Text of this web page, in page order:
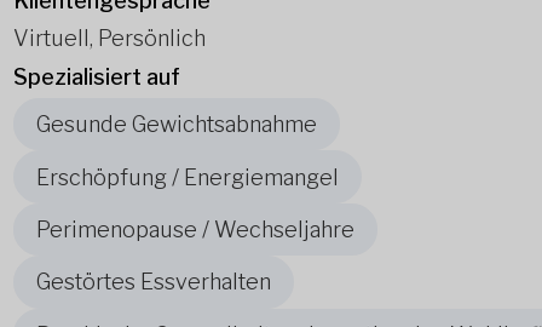
Virtuell, Persönlich
Spezialisiert auf
Gesunde Gewichtsabnahme
Erschöpfung / Energiemangel
Perimenopause / Wechseljahre
Gestörtes Essverhalten